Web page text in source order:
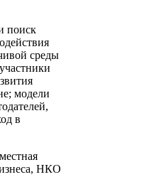
поиск
среды
модели
в
НКО